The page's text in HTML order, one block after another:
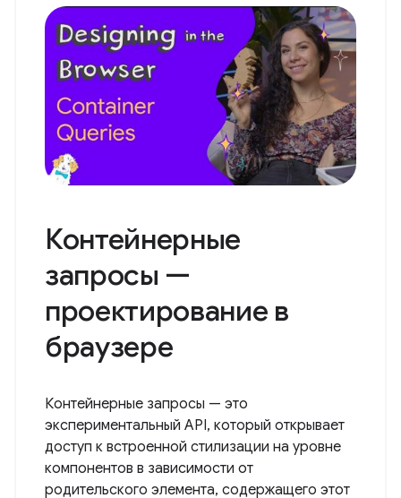
Контейнерные
запросы —
проектирование в
браузере
Контейнерные запросы — это
экспериментальный API, который открывает
доступ к встроенной стилизации на уровне
компонентов в зависимости от
родительского элемента, содержащего этот